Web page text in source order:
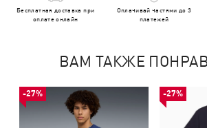
Бесплатная доставка при
оплате онлайн
Оплачивай частями до 3
платежей
ВАМ ТАКЖЕ
-27% -27%